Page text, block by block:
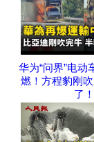
华为“问界”电动
燃！方程豹刚
了！